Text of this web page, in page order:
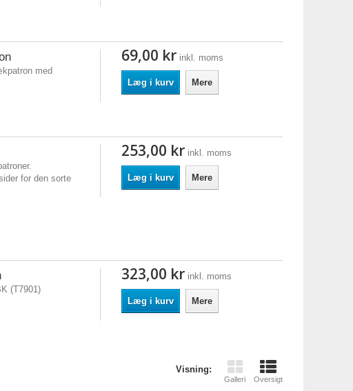
med
69,00 kr inkl. moms
Læg i kurv Mere
for den sorte
253,00 kr inkl. moms
Læg i kurv Mere
(T7901)
323,00 kr inkl. moms
Læg i kurv Mere
Visning:
Galleri Oversigt